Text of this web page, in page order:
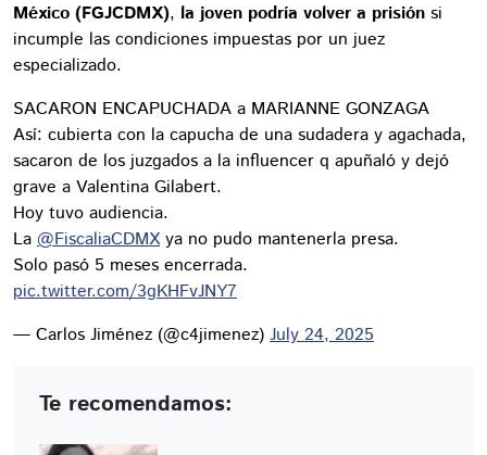
México (FGJCDMX), la joven podría volver a prisión si
incumple las condiciones impuestas por un juez
especializado.
SACARON ENCAPUCHADA a MARIANNE GONZAGA
Así: cubierta con la capucha de una sudadera y agachada,
sacaron de los juzgados a la influencer q apuñaló y dejó
grave a Valentina Gilabert.
Hoy tuvo audiencia.
La @FiscaliaCDMXya no pudo mantenerla presa.
Solo pasó 5 meses encerrada.
pic.twitter.com/3gKHFvJNY7
— Carlos Jiménez (@c4jimenez) July 24, 2025
Te recomendamos: